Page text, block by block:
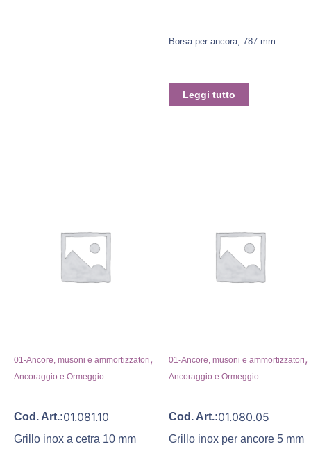
Borsa per ancora, 787 mm
Leggi tutto
01-Ancore, musoni e ammortizzatori,
Ancoraggio e Ormeggio
Cod. Art.:01.081.10
Grillo inox a cetra 10 mm
01-Ancore, musoni e ammortizzatori,
Ancoraggio e Ormeggio
Cod. Art.:01.080.05
Grillo inox per ancore 5 mm